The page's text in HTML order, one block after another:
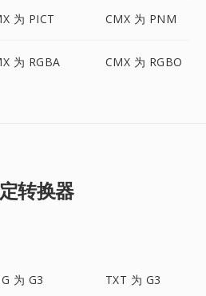
为 PICT CMX 为 PNM
为 RGBA CMX 为 RGBO
转换器
为 G3 TXT 为 G3